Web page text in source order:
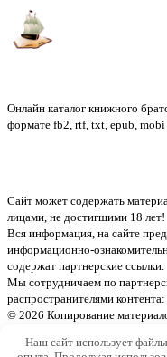
Онлайн каталог книжного
формате fb2, rtf, txt, epub,
Сайт может содержать
лицами, не достигшими 18 лет!
Вся информация, на сайте
информационно-
содержат партнерские ссылки.
Мы сотрудничаем по
распространителями контента:
© 2026 Копирование
Наш сайт использует